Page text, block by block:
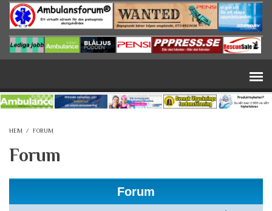
Hoppa till huvudinnehåll
HEM / FORUM
Forum